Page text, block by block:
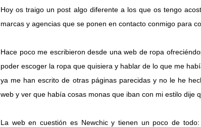
Hoy os traigo un post algo diferente a los que os tengo
marcas y agencias que se ponen en contacto conmigo para
Hace poco me escribieron desde una web de ropa
poder escoger la ropa que quisiera y hablar de lo que me
ya me han escrito de otras páginas parecidas y no le he
web y ver que había cosas monas que iban con mi estilo dije
La web en cuestión es Newchicy tienen un poco de todo: